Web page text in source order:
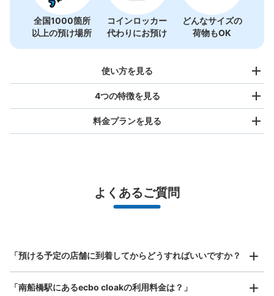
全国1000箇所
以上の預け場所
コインロッカー
代わりにお預け
どんなサイズの
荷物もOK
使い方を見る
スマホからお店と日時を
指定して事前予約
4つの特徴を見る
全国1,000箇所以上と提携
料金プランを見る
最大辺が45cm未満の大きさのお荷物（リュック、ハンド
バッグ、お手荷物など）
¥800/ 日
器、ベビーカーなど）
よくあるご質問
「預ける予定の店舗に到着してからどうすればいいですか？
「南船橋駅にあるecbo cloakの利用料金は？」